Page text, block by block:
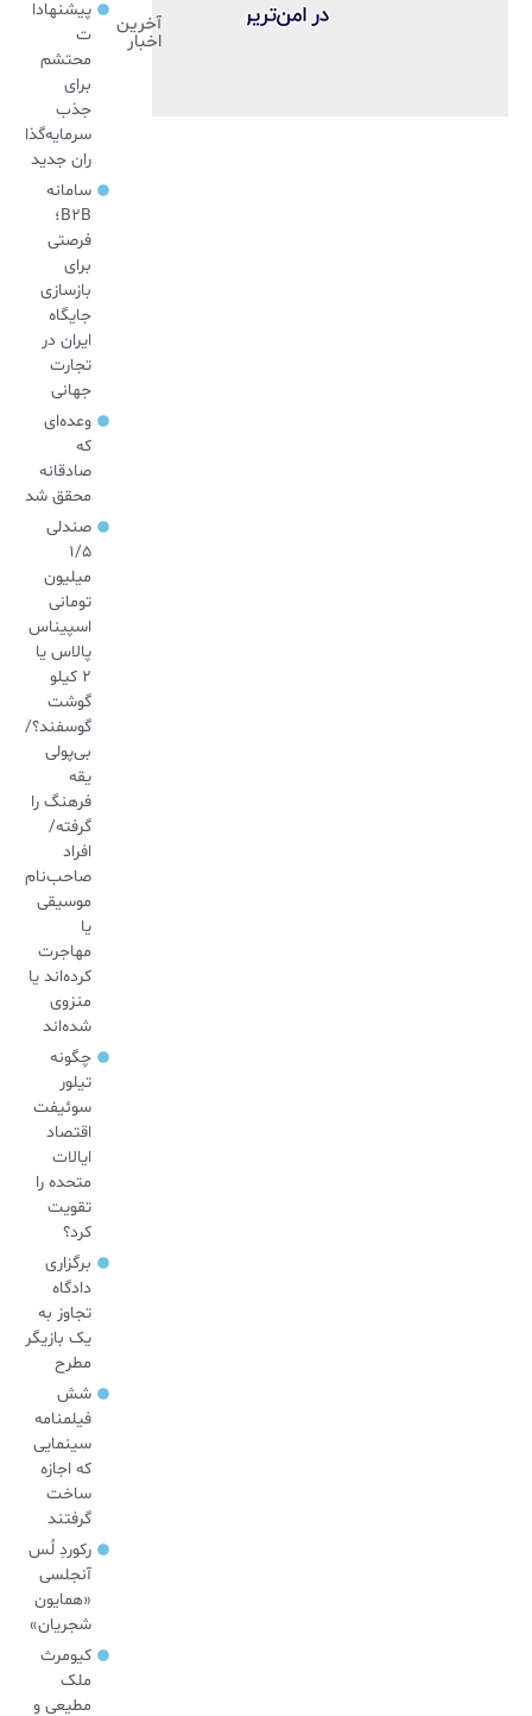
آخرین
اخبار
پیشنهادا
ت
محتشم
برای
جذب
سرمایه‌گذا
ران جدید
سامانه
B2B؛
فرصتی
برای
بازسازی
جایگاه
ایران در
تجارت
جهانی
وعده‌ای
که
صادقانه
محقق شد
صندلی
۱/۵
میلیون
تومانی
اسپیناس
پالاس یا
۲ کیلو
گوشت
گوسفند؟/
بی‌پولی
یقه
فرهنگ را
گرفته/
افراد
صاحب‌نام
موسیقی
یا
مهاجرت
کرده‌اند یا
منزوی
شده‌اند
چگونه
تیلور
سوئیفت
اقتصاد
ایالات
متحده را
تقویت
کرد؟
برگزاری
دادگاه
تجاوز به
یک بازیگر
مطرح
شش
فیلمنامه
سینمایی
که اجازه
ساخت
گرفتند
رکوردِ لُس
آنجلسی
«همایون
شجریان»
کیومرث
ملک
مطیعی و